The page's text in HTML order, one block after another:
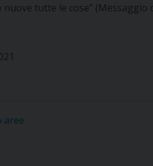
nuove tutte le cose”
aree